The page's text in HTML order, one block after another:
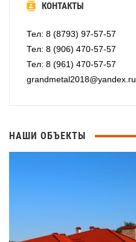
КОНТАКТЫ
Тел: 8 (8793) 97-57-57
Тел: 8 (906) 470-57-57
Тел: 8 (961) 470-57-57
grandmetal2018@yandex.ru
НАШИ ОБЪЕКТЫ